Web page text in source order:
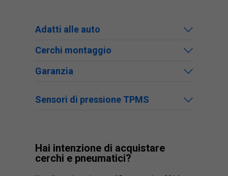
Adatti alle auto
Cerchi montaggio
Garanzia
Sensori di pressione TPMS
Hai intenzione di acquistare
cerchi e pneumatici?